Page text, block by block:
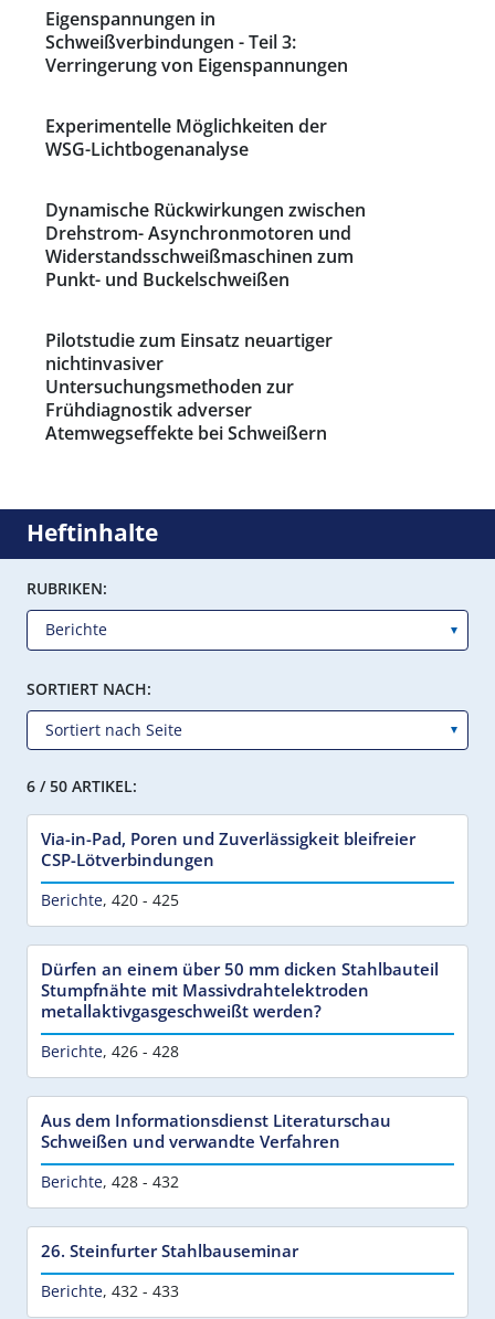
Eigenspannungen in
Schweißverbindungen - Teil 3:
Verringerung von Eigenspannungen
Experimentelle Möglichkeiten der
WSG-Lichtbogenanalyse
Dynamische Rückwirkungen zwischen
Drehstrom- Asynchronmotoren und
Widerstandsschweißmaschinen zum
Punkt- und Buckelschweißen
Pilotstudie zum Einsatz neuartiger
nichtinvasiver
Untersuchungsmethoden zur
Frühdiagnostik adverser
Atemwegseffekte bei Schweißern
Heftinhalte
RUBRIKEN:
SORTIERT NACH:
6 / 50 ARTIKEL:
Via-in-Pad, Poren und Zuverlässigkeit bleifreier
CSP-Lötverbindungen
Berichte, 420 - 425
Dürfen an einem über 50 mm dicken Stahlbauteil
Stumpfnähte mit Massivdrahtelektroden
metallaktivgasgeschweißt werden?
Berichte, 426 - 428
Aus dem Informationsdienst Literaturschau
Schweißen und verwandte Verfahren
Berichte, 428 - 432
26. Steinfurter Stahlbauseminar
Berichte, 432 - 433